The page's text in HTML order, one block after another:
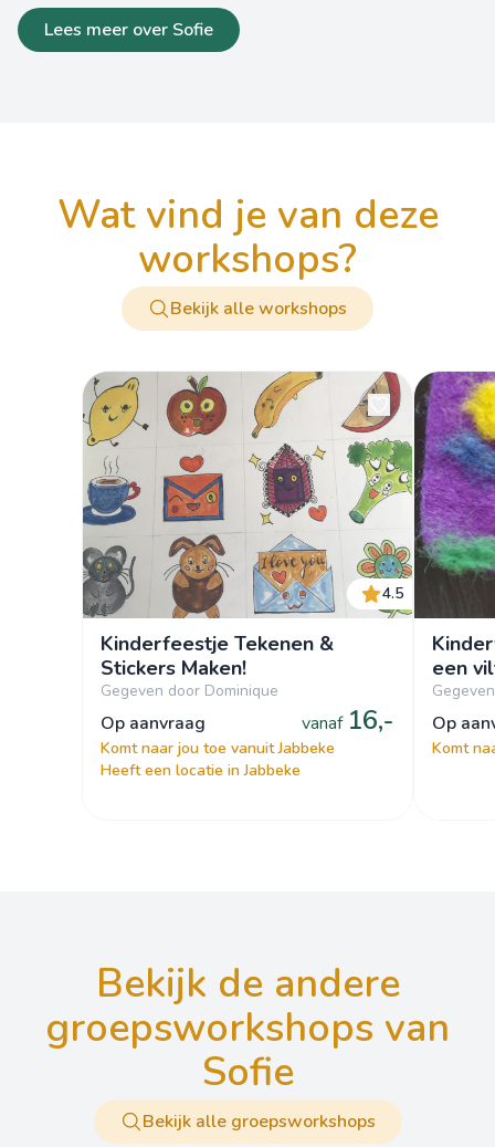
Lees meer over Sofie
wat vind je van deze
workshops?
Bekijk alle workshops
4.5
Kinderfeestje Tekenen &
Stickers Maken!
Gegeven door Dominique
op aanvraag vanaf 16,-
Komt naar jou toe vanuit Jabbeke
Heeft een locatie in Jabbeke
een
op
Komt
bekijk de andere
groepsworkshops van
Sofie
Bekijk alle groepsworkshops